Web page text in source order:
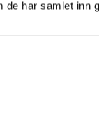
har samlet inn